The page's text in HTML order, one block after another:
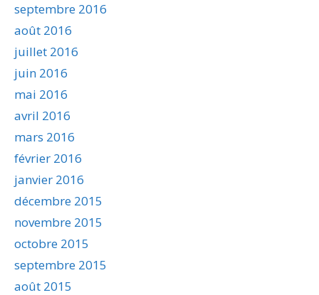
septembre 2016
août 2016
juillet 2016
juin 2016
mai 2016
avril 2016
mars 2016
février 2016
janvier 2016
décembre 2015
novembre 2015
octobre 2015
septembre 2015
août 2015